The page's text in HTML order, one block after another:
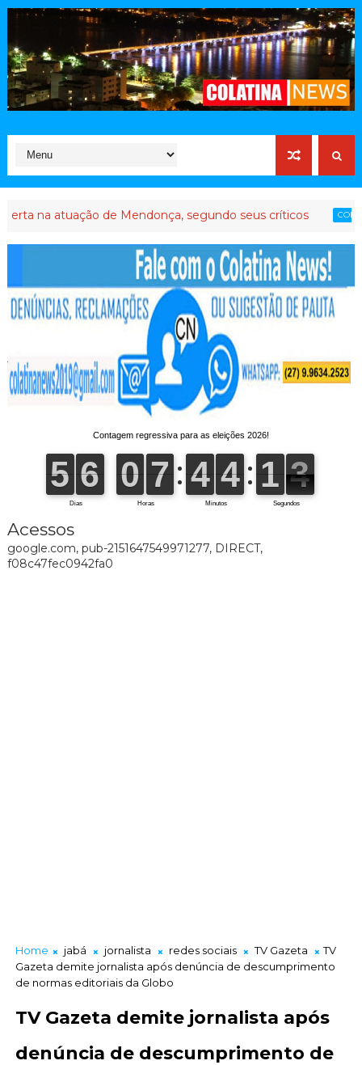
de Mendonça, segundo seus críticos COLATINA Até
Acessos
google.com, pub-2151647549971277, DIRECT,
f08c47fec0942fa0
Home jabá jornalista redes sociais TV Gazeta
TV
Gazeta demite jornalista após denúncia de descumprimento
de normas editoriais da Globo
TV Gazeta demite jornalista após
denúncia de descumprimento de